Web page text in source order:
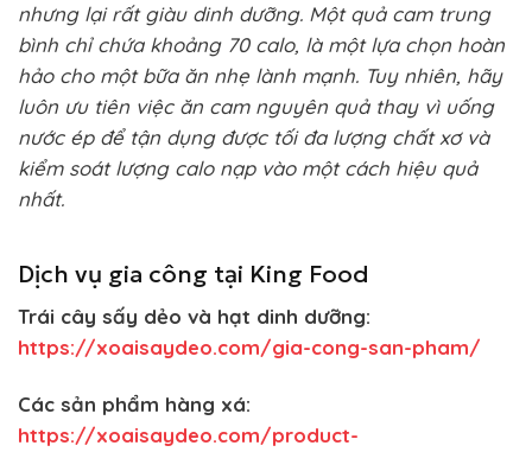
nhưng lại rất giàu dinh dưỡng. Một quả cam trung
bình chỉ chứa khoảng 70 calo, là một lựa chọn hoàn
hảo cho một bữa ăn nhẹ lành mạnh. Tuy nhiên, hãy
luôn ưu tiên việc ăn cam nguyên quả thay vì uống
nước ép để tận dụng được tối đa lượng chất xơ và
kiểm soát lượng calo nạp vào một cách hiệu quả
nhất.
Dịch vụ gia công tại King Food
Trái cây sấy dẻo và hạt dinh dưỡng:
https://xoaisaydeo.com/gia-cong-san-pham/
Các sản phẩm hàng xá:
https://xoaisaydeo.com/product-